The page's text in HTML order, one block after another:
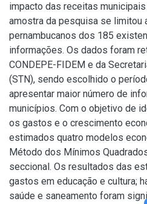
impacto das receitas
amostra da pesquisa se limitou
pernambucanos dos 185
informações. Os dados foram
CONDEPE-FIDEM e da
(STN), sendo escolhido o
apresentar maior número de
municípios. Com o objetivo de
os gastos e o crescimento
estimados quatro modelos
Método dos Mínimos
seccional. Os resultados das
gastos em educação e cultura;
saúde e saneamento foram